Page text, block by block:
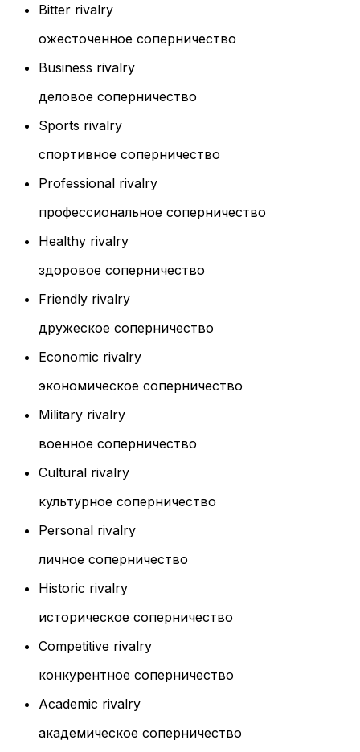
Bitter rivalry
ожесточенное соперничество
Business rivalry
деловое соперничество
Sports rivalry
спортивное соперничество
Professional rivalry
профессиональное соперничество
Healthy rivalry
здоровое соперничество
Friendly rivalry
дружеское соперничество
Economic rivalry
экономическое соперничество
Military rivalry
военное соперничество
Cultural rivalry
культурное соперничество
Personal rivalry
личное соперничество
Historic rivalry
историческое соперничество
Competitive rivalry
конкурентное соперничество
Academic rivalry
академическое соперничество